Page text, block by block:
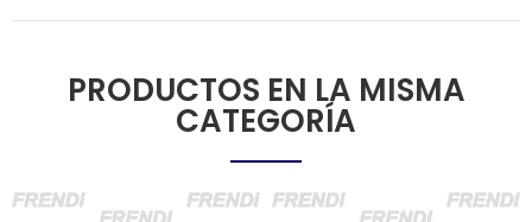
PRODUCTOS EN LA MISMA
CATEGORÍA